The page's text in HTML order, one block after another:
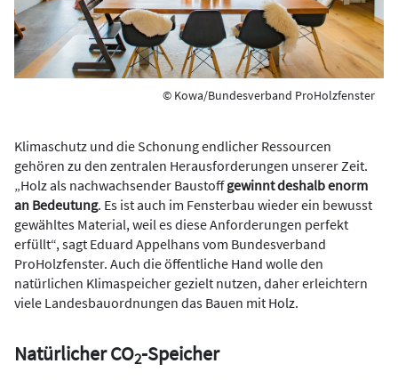
© Kowa/Bundesverband ProHolzfenster
Klimaschutz und die Schonung endlicher Ressourcen
gehören zu den zentralen Herausforderungen unserer Zeit.
„Holz als nachwachsender Baustoffgewinnt deshalb enorm
an Bedeutung. Es ist auch im Fensterbau wieder ein bewusst
gewähltes Material, weil es diese Anforderungen perfekt
erfüllt“, sagt Eduard Appelhans vom Bundesverband
ProHolzfenster. Auch die öffentliche Hand wolle den
natürlichen Klimaspeicher gezielt nutzen, daher erleichtern
viele Landesbauordnungen das Bauen mit Holz.
Natürlicher CO2-Speicher